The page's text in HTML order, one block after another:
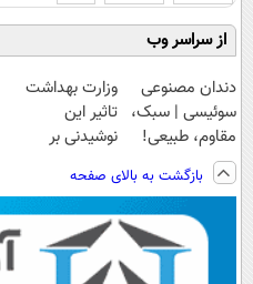
از سراسر وب
دندان مصنوعی
سوئیسی | سبک،
مقاوم، طبیعی!
ویزیت
رایگان+پرداخت
اقساطی😍
وزارت بهداشت
تاثیر این
نوشیدنی بر
تایید
کرد(55%تخفیف)
بازگشت به بالای صفحه